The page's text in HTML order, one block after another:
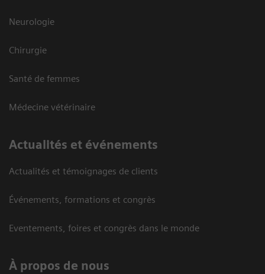
Neurologie
Chirurgie
Santé de femmes
Médecine vétérinaire
Actualités et événements
Actualités et témoignages de clients
Événements, formations et congrès
Eventements, foires et congrès dans le monde
À propos de nous